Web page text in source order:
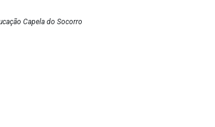
Capela do Socorro